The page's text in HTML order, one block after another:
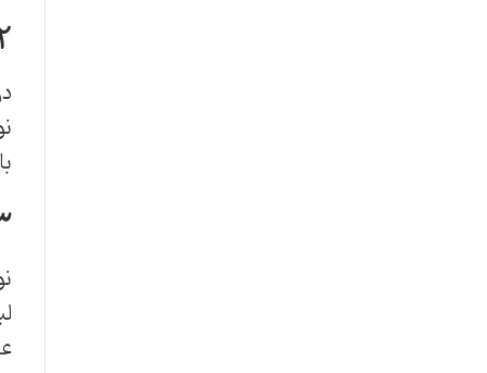
۲. واکنش
۳.